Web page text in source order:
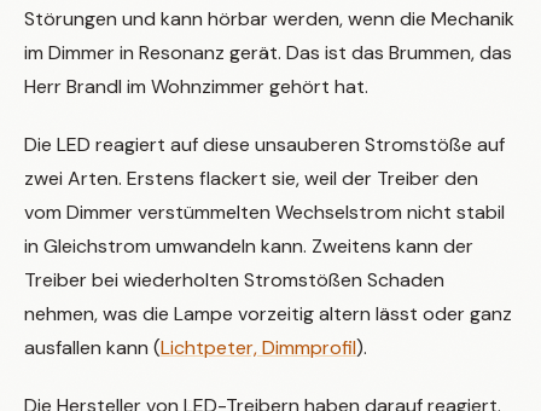
Störungen und kann hörbar werden, wenn die Mechanik
im Dimmer in Resonanz gerät. Das ist das Brummen, das
Herr Brandl im Wohnzimmer gehört hat.
Die LED reagiert auf diese unsauberen Stromstöße auf
zwei Arten. Erstens flackert sie, weil der Treiber den
vom Dimmer verstümmelten Wechselstrom nicht stabil
in Gleichstrom umwandeln kann. Zweitens kann der
Treiber bei wiederholten Stromstößen Schaden
nehmen, was die Lampe vorzeitig altern lässt oder ganz
ausfallen kann (Lichtpeter, Dimmprofil).